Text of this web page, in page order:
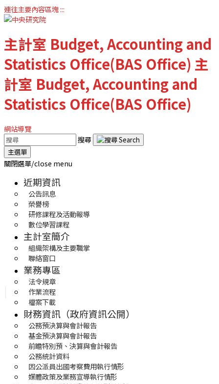
連往主要內容區塊:::
主計室 Budget, Accounting and
Statistics Office(BAS Office) 主
計室 Budget, Accounting and
Statistics Office(BAS Office)
網站導覽
搜尋
主選單
關閉選單/close menu
近期資訊
公告訊息
榮譽榜
研修課程及活動報導
數位學習課程
主計室簡介
組織架構及主要職掌
聯絡窗口
業務專區
法令規章
作業流程
檔案下載
財務資訊（政府資訊公開）
公務預決算與會計報告
基金預決算與會計報告
前瞻特別預、決算與會計報告
公務統計資料
因公派員出國考察費用執行情形
媒體政策及業務宣導執行情形